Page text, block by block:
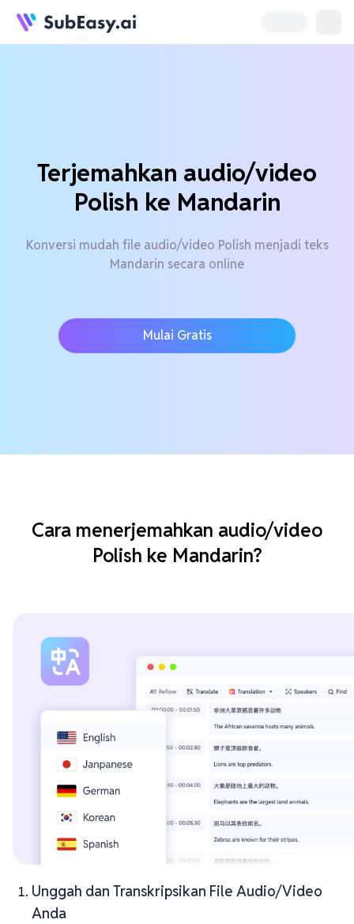
Terjemahkan audio/video
Polish ke Mandarin
Konversi mudah file audio/video Polish menjadi teks
Mandarin secara online
Mulai Gratis
Cara menerjemahkan audio/video
Polish ke Mandarin?
Unggah dan Transkripsikan File Audio/Video
Anda